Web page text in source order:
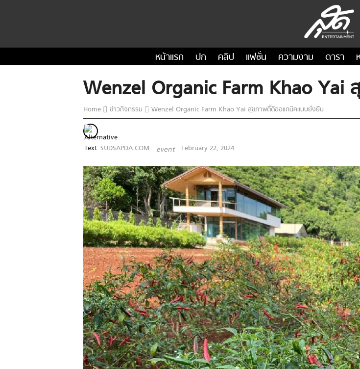
หน้าแรก ปก คลิป แฟชั่น ความงาม ดารา
Wenzel Organic Farm Khao Yai
Home ข่าวกิจกรรม Wenzel Organic Farm Khao Yai สุขภาพดี๊ดีออแกนิคแบบยั่งยืน
SUDSAPDA.COM event February 22, 2024